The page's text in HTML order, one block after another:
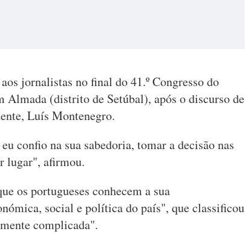
jornalistas no final do 41.º Congresso do
Almada (distrito de Setúbal), após o discurso de
Luís Montenegro.
confio na sua sabedoria, tomar a decisão nas
lugar", afirmou.
os portugueses conhecem a sua
social e política do país", que classificou
complicada".